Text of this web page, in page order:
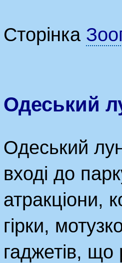
Сторінка
Одеський
Одеський
вході до
атракціони,
гірки,
гаджетів,